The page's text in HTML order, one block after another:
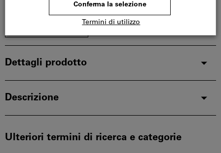
Aggiungi alla lista dei preferiti
Dettagli prodotto
Descrizione
Ulteriori termini di ricerca e categorie